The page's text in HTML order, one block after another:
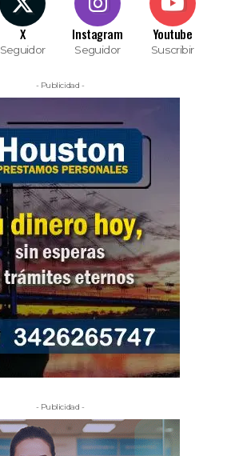
X
Seguidor
Instagram
Seguidor
Youtube
Suscribir
- Publicidad -
- Publicidad -